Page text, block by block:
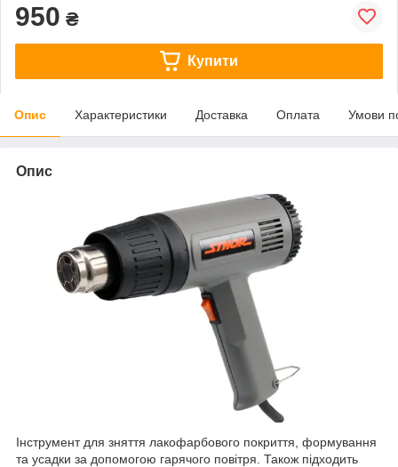
950 ₴
Купити
Опис Характеристики Доставка Оплата Умови
Опис
Інструмент для зняття лакофарбового покриття, формування
та усадки за допомогою гарячого повітря. Також підходить